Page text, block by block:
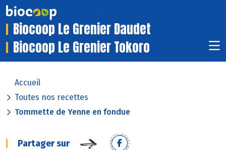
Biocoop Le Grenier Daudet
Biocoop Le Grenier Tokoro
Accueil
Toutes nos recettes
Tommette de Yenne en fondue
Partager sur